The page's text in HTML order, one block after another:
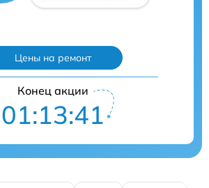
Цены на ремонт
Конец акции
01:13:40